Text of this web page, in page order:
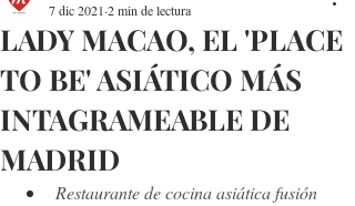
LADY MACAO, EL 'PLACE
TO BE' ASIÁTICO MÁS
INTAGRAMEABLE DE
MADRID
7 dic 2021 2 min de lectura
Restaurante de cocina asiática fusión